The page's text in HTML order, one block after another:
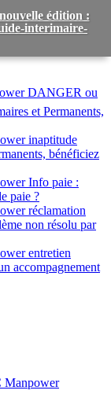
DANGER ou
et Permanents,
inaptitude
bénéficiez
Info paie :
paie ?
réclamation
non résolu par
entretien
accompagnement
Manpower
édition :
interimaire-